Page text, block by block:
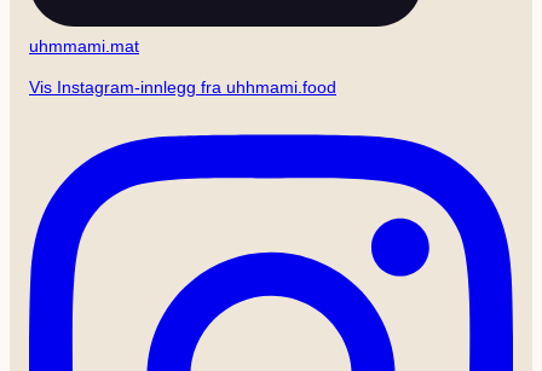
uhmmami.mat
Vis Instagram-innlegg fra uhhmami.food